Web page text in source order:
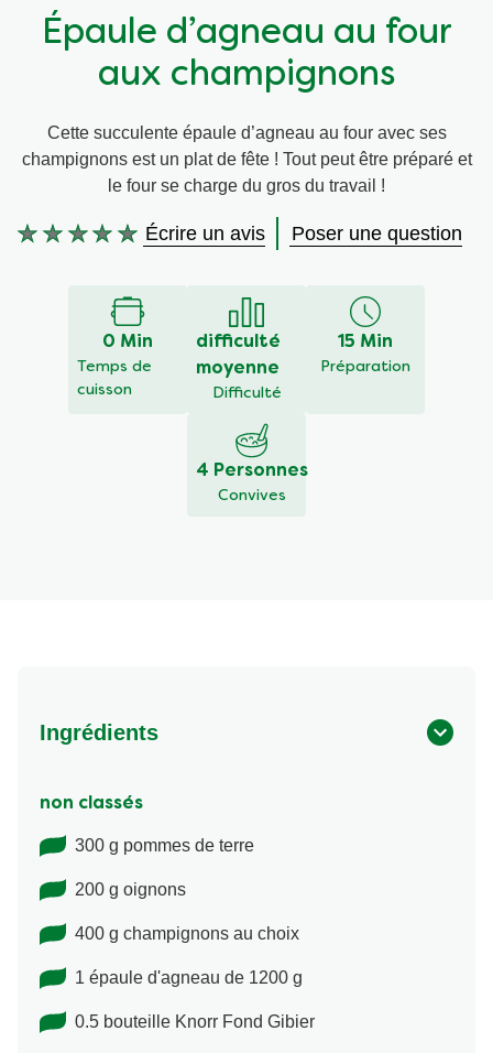
Végétarien
Wraps aux légumes
Occasions
Aides culinaires
Prêt à l'emploi
Snackpots
Épaule d’agneau au four
aux champignons
Cette succulente épaule d’agneau au four avec ses
champignons est un plat de fête ! Tout peut être préparé et
le four se charge du gros du travail !
Aucune
Écrire un avis Poser une question
0 Min
Temps de
cuisson
difficulté
moyenne
Difficulté
15 Min
Préparation
4 Personnes
Convives
Ingrédients
non classés
300 g pommes de terre
200 g oignons
400 g champignons au choix
1 épaule d'agneau de 1200 g
0.5 bouteille Knorr Fond Gibier